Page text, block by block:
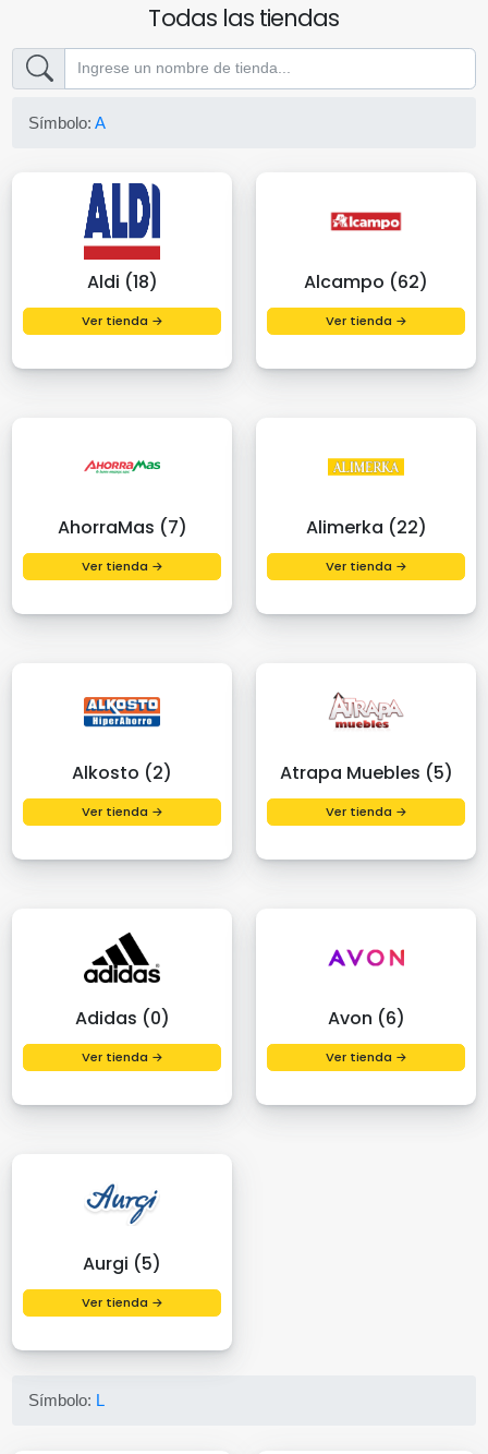
Todas las tiendas
Símbolo:A
Aldi (18)
Ver tienda →
Alcampo (62)
Ver tienda →
AhorraMas (7)
Ver tienda →
Alimerka (22)
Ver tienda →
Alkosto (2)
Ver tienda →
Atrapa Muebles (5)
Ver tienda →
Adidas (0)
Ver tienda →
Avon (6)
Ver tienda →
Aurgi (5)
Ver tienda →
Símbolo: L